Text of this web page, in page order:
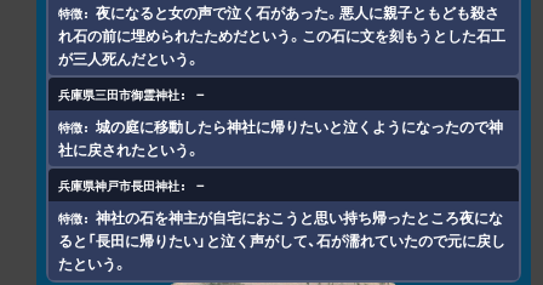
夜になると女の声で泣く石があった。悪人に親子ともども殺さ
れ石の前に埋められたためだという。この石に文を刻もうとした石工
が三人死んだという。
－
城の庭に移動したら神社に帰りたいと泣くようになったので神
社に戻されたという。
－
神社の石を神主が自宅におこうと思い持ち帰ったところ夜にな
ると「長田に帰りたい」と泣く声がして、石が濡れていたので元に戻し
たという。